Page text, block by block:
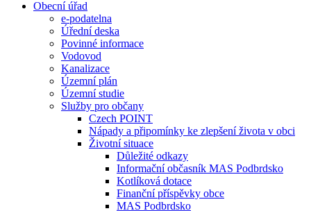
Obecní úřad
e-podatelna
Úřední deska
Povinné informace
Vodovod
Kanalizace
Územní plán
Územní studie
Služby pro občany
Czech POINT
Nápady a připomínky ke zlepšení života v obci
Životní situace
Důležité odkazy
Informační občasník MAS Podbrdsko
Kotlíková dotace
Finanční příspěvky obce
MAS Podbrdsko